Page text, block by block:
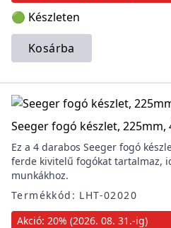
🟢 Készleten
Kosárba
Seeger fogó készlet, 225mm,
Ez a 4 darabos Seeger fogó
ferde kivitelű fogókat tartalmaz,
munkákhoz.
Termékkód: LHT-02020
Akció: 20% (2026. 08. 31.-ig)